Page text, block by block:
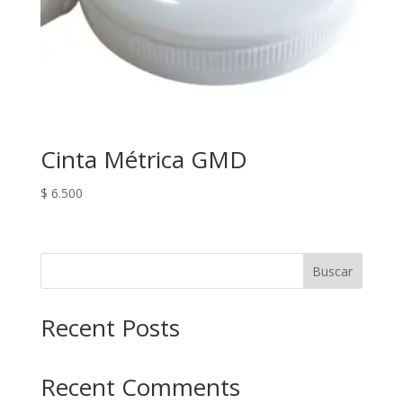
Cinta Métrica GMD
$ 6.500
Buscar
Recent Posts
Recent Comments